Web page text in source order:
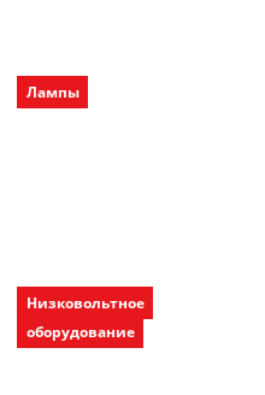
Лампы
Низковольтное
оборудование